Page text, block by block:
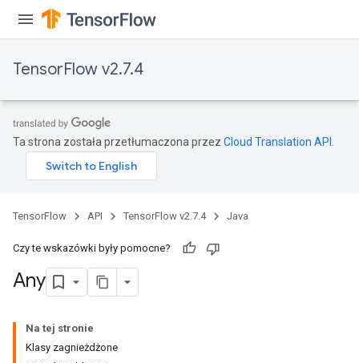
TensorFlow v2.7.4
Ta strona została przetłumaczona przez Cloud Translation API
TensorFlow API TensorFlow v2.7.4 Java
Czy te wskazówki były pomocne?
Any
Na tej stronie
Klasy zagnieżdżone